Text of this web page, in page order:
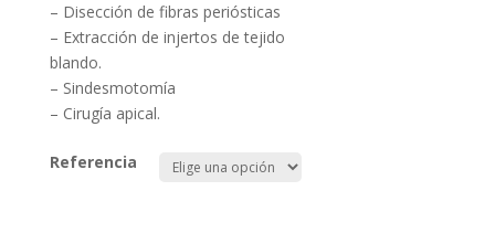
– Disección de fibras periósticas
– Extracción de injertos de tejido
blando.
– Sindesmotomía
– Cirugía apical.
Referencia